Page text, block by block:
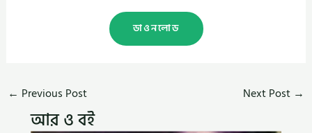
ডাওনলোড
← Previous Post Next Post →
আর ও বই